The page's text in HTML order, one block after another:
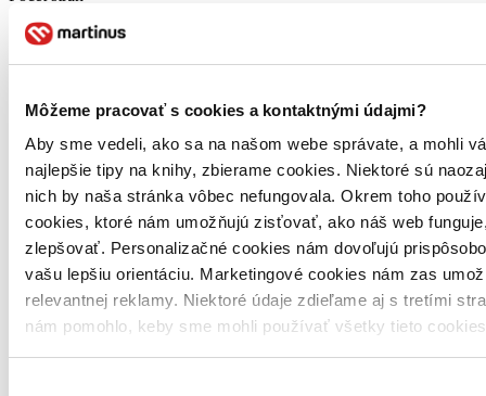
Môžeme pracovať s cookies a kontaktnými údajmi?
Aby sme vedeli, ako sa na našom webe správate, a mohli
najlepšie tipy na knihy, zbierame cookies. Niektoré sú
nich by naša stránka vôbec nefungovala. Okrem toho
cookies, ktoré nám umožňujú zisťovať, ako náš web
zlepšovať. Personalizačné cookies nám dovoľujú
vašu lepšiu orientáciu. Marketingové cookies nám zas
relevantnej reklamy. Niektoré údaje zdieľame aj s tretími
nám pomohlo, keby sme mohli používať všetky tieto
Dátum vydania
1. 10. 2025
ISBN MOBI
ISBN EPUB
978-80-8201-300-2
ISBN PDF
978-80-8201-299-9
Štýl
napínavý,dobrodružný,historický
Jazyk
slovenčina